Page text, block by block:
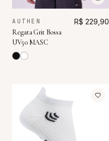
AUTHEN
Regata Grit Bossa
UV50 MASC
R$ 229,90